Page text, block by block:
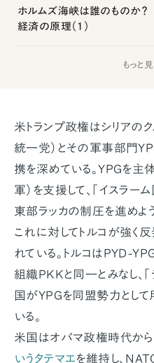
ホルムズ海峡は誰のものか
経済の原理（1）
もっと見
米トランプ政権はシリアの
統一党）とその軍事部門
携を深めている。YPGを主
軍）を支援して、「イスラー
東部ラッカの制圧を進めよう
これに対してトルコが強く反
れている。トルコはPYD-
組織PKKと同一とみなし、「
国がYPGを同盟勢力として
いる。
米国はオバマ政権時代から
いうタテマエを維持し、